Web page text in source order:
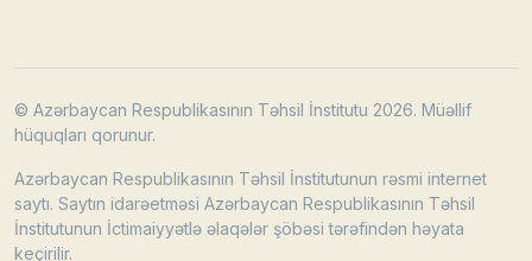
© Azərbaycan Respublikasının Təhsil İnstitutu 2026. Müəllif
hüquqları qorunur.
Azərbaycan Respublikasının Təhsil İnstitutunun rəsmi internet
saytı. Saytın idarəetməsi Azərbaycan Respublikasının Təhsil
İnstitutunun İctimaiyyətlə əlaqələr şöbəsi tərəfindən həyata
keçirilir.